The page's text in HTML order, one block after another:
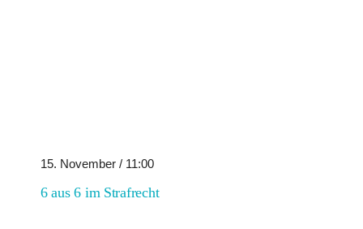
15. November / 11:00
6 aus 6 im Strafrecht